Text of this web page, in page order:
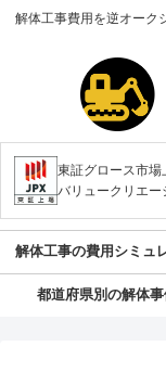
解体工事費用を逆オーク
東証グロース市場
バリュークリエー
解体工事の費用シミュ
都道府県別の解体